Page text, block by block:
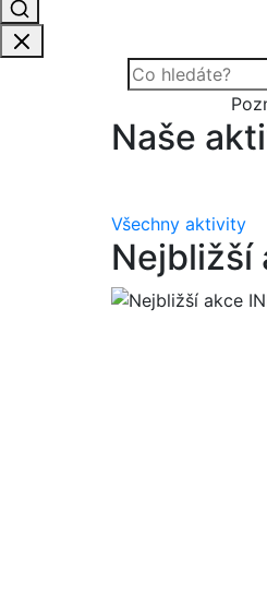
Naše
Všechny aktivity
Nejbližší